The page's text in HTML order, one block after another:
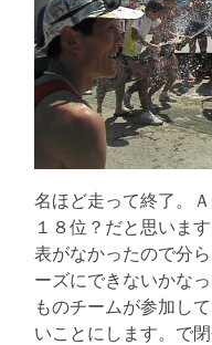
名ほど走って終了。
１８位？だと思いま
表がなかったので分
ーズにできないかな
ものチームが参加し
いことにします。で